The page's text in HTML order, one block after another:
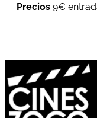
Precios 9€